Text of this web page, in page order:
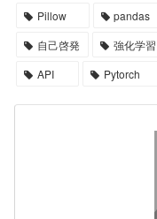
Pillow
pandas
自己啓発
強化学習
API
Pytorch